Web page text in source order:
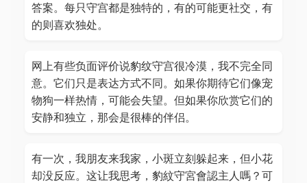
答案。每只守宫都是独特的，有的可能更社交，有
的则喜欢独处。
网上有些负面评价说豹纹守宫很冷漠，我不完全同
意。它们只是表达方式不同。如果你期待它们像宠
物狗一样热情，可能会失望。但如果你欣赏它们的
安静和独立，那会是很棒的伴侣。
有一次，我朋友来我家，小斑立刻躲起来，但小花
却没反应。这让我思考，豹紋守宮會認主人嗎？可